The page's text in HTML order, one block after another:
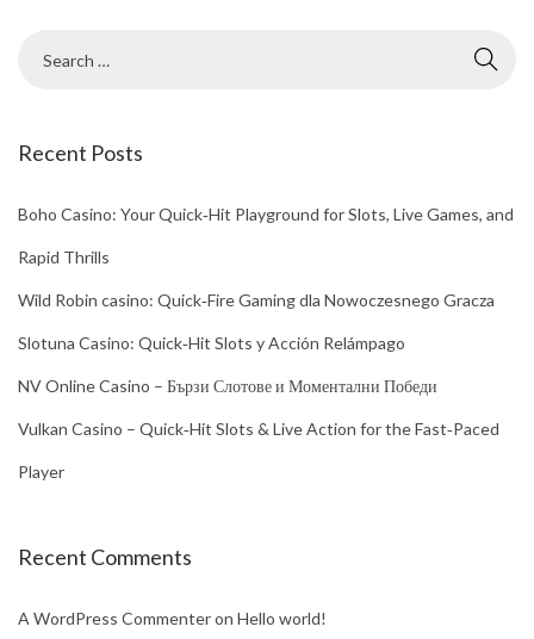
Recent Posts
Boho Casino: Your Quick‑Hit Playground for Slots, Live Games, and
Rapid Thrills
Wild Robin casino: Quick‑Fire Gaming dla Nowoczesnego Gracza
Slotuna Casino: Quick‑Hit Slots y Acción Relámpago
NV Online Casino – Бързи Слотове и Моментални Победи
Vulkan Casino – Quick‑Hit Slots & Live Action for the Fast‑Paced
Player
Recent Comments
A WordPress Commenteron Hello world!